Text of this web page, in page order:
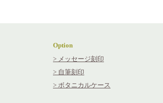
Option
> メッセージ刻印
> 自筆刻印
> ボタニカルケース